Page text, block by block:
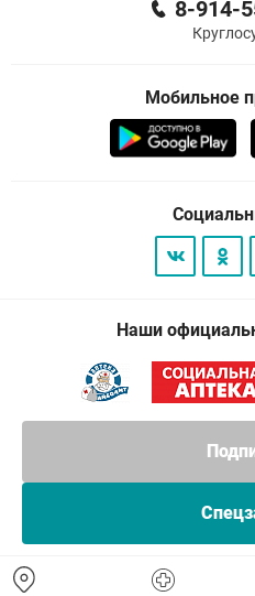
8-914-
Мобильное
Наши